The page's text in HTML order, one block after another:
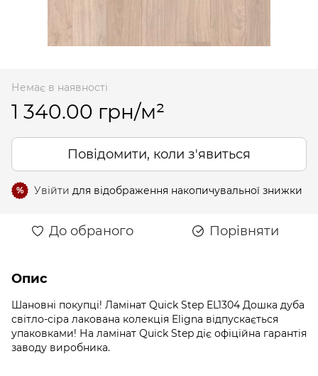
Немає в наявності
1 340.00 грн/м²
Повідомити, коли з'явиться
% Увійти для відображення накопичувальної знижки
До обраного Порівняти
Опис
Шановні покупці! Ламінат Quick Step EL1304 Дошка дуба
світло-сіра лакована колекція Eligna відпускається
упаковками! На ламінат Quick Step діє офіційна гарантія
заводу виробника.